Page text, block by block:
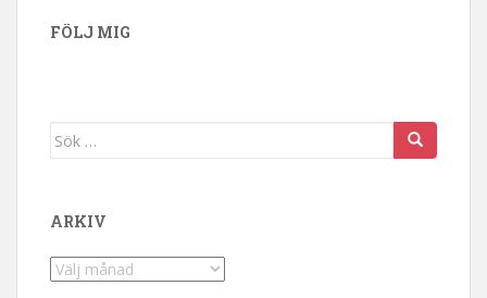
FÖLJ MIG
Sök efter:
ARKIV
Arkiv